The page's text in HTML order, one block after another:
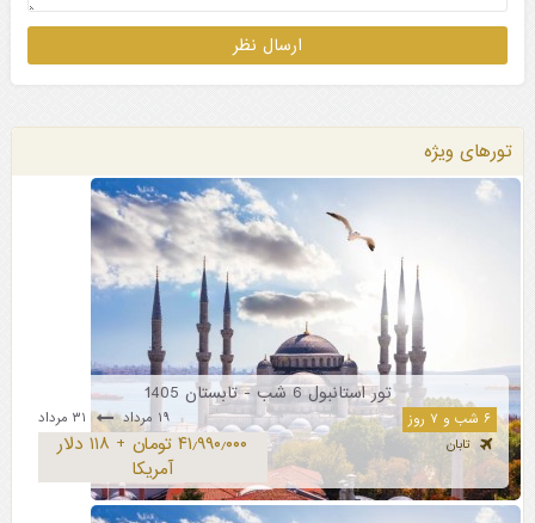
تورهای ویژه
تور استانبول 6 شب - تابستان 1405
۶ شب و ۷ روز ۱۹ مرداد
تابان
۴۱٫۹۹۰٫۰۰۰ تومان + ۱۱۸ دلار
آمریکا